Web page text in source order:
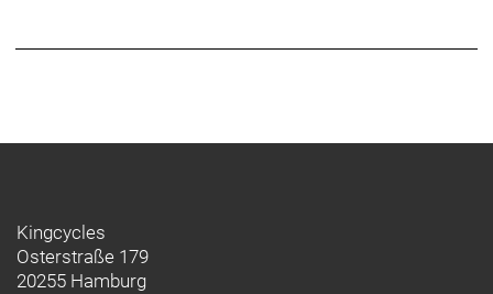
Kingcycles
Osterstraße 179
20255 Hamburg